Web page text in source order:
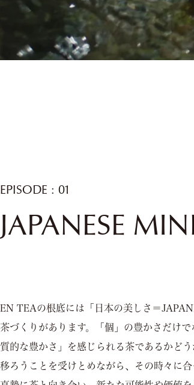
EPISODE : 01
JAPANESE
EN TEAの根底には「日本の美しさ＝
茶づくりがあります。「個」の豊かさだけ
質的な豊かさ」を感じられる茶であるかど
移ろうことを受けとめながら、その時々に